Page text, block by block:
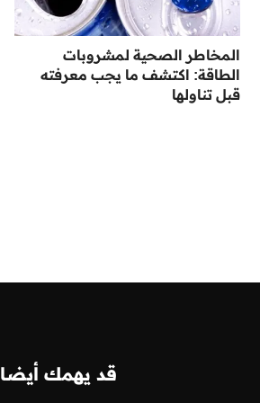
المخاطر الصحية لمشروبات
الطاقة: اكتشف ما يجب معرفته
قبل تناولها
قد يهمك أيضا